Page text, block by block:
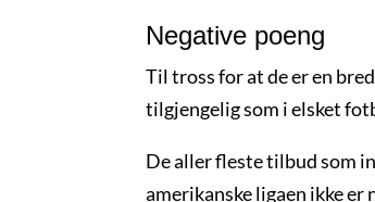
Negative poeng
Til tross for at de er en
tilgjengelig som i elsket
De aller fleste tilbud som
amerikanske ligaen ikke er